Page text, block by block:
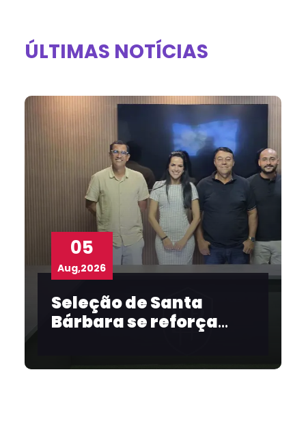
ÚLTIMAS NOTÍCIAS
05
Aug,2026
Seleção de Santa
Bárbara se reforça